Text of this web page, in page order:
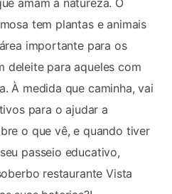
amam a natureza. O
tem plantas e animais
importante para os
deleite para aqueles com
À medida que caminha, vai
para o ajudar a
o que vê, e quando tiver
passeio educativo,
restaurante Vista